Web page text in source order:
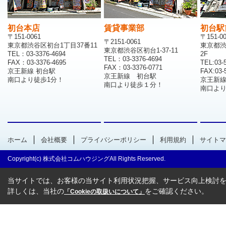
初台本店
〒151-0061
東京都渋谷区初台1丁目37番11
TEL：03-3376-4694
FAX：03-3376-4695
京王新線 初台駅
南口より徒歩1分！
賃貸事業部
〒2151-0061
東京都渋谷区初台1-37-11
TEL：03-3376-4694
FAX：03-3376-0771
京王新線 初台駅
南口より徒歩１分！
初台
〒151-
東京都
2F
TEL:03-
FAX:03-
京王新
南口よ
ホーム 会社概要 プライバシーポリシー 利用規約 サイト
Copyright(c) 株式会社コムハウジングAll Rights Reserved.
当サイトでは、お客様の当サイト利用状況把握、サービス向上検討
詳しくは、当社の 「Cookieの取扱いについて」 をご確認ください。